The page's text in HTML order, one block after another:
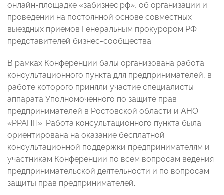
онлайн-площадке «забизнес.рф», об организации и
проведении на постоянной основе совместных
выездных приемов Генеральным прокурором РФ
представителей бизнес-сообщества.
В рамках Конференции балы организована работа
консультационного пункта для предпринимателей, в
работе которого приняли участие специалисты
аппарата Уполномоченного по защите прав
предпринимателей в Ростовской области и АНО
«РРАПП». Работа консультационного пункта была
ориентирована на оказание бесплатной
консультационной поддержки предпринимателям и
участникам Конференции по всем вопросам ведения
предпринимательской деятельности и по вопросам
защиты прав предпринимателей.